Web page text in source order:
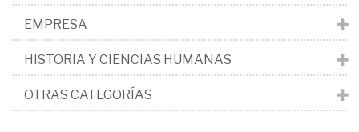
EMPRESA
HISTORIA Y CIENCIAS HUMANAS
OTRAS CATEGORÍAS